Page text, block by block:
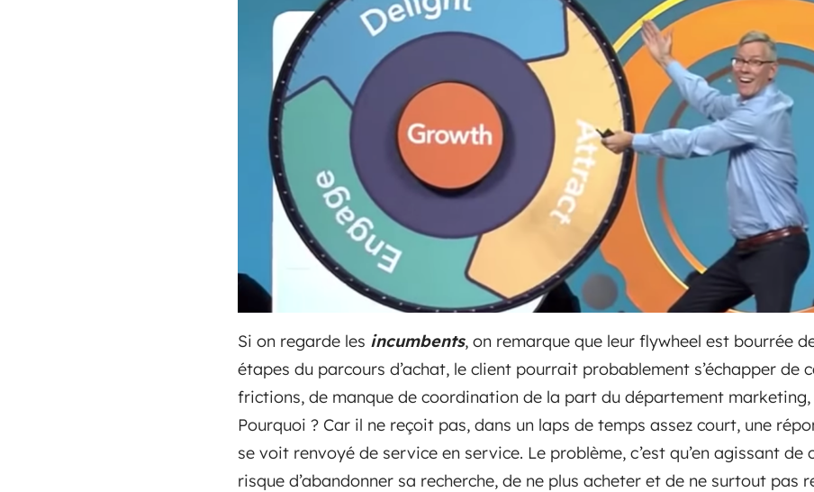
Si on regarde les incumbents, on remarque que leur flywheel est bourrée
étapes du parcours d’achat, le client pourrait probablement s’échapper de
frictions, de manque de coordination de la part du département marketing,
Pourquoi ? Car il ne reçoit pas, dans un laps de temps assez court, une
se voit renvoyé de service en service. Le problème, c’est qu’en agissant
risque d’abandonner sa recherche, de ne plus acheter et de ne surtout pas